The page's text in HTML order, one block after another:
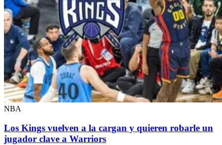
NBA
Los Kings vuelven a la cargan y quieren robarle un
jugador clave a Warriors